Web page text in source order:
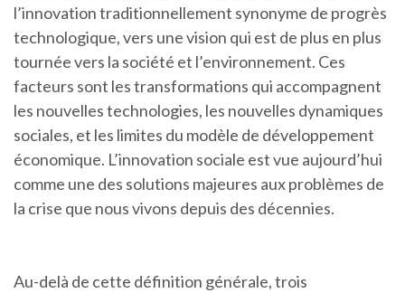
l’innovation traditionnellement synonyme de progrès
technologique, vers une vision qui est de plus en plus
tournée vers la société et l’environnement. Ces
facteurs sont les transformations qui accompagnent
les nouvelles technologies, les nouvelles dynamiques
sociales, et les limites du modèle de développement
économique. L’innovation sociale est vue aujourd’hui
comme une des solutions majeures aux problèmes de
la crise que nous vivons depuis des décennies.
Au-delà de cette définition générale, trois